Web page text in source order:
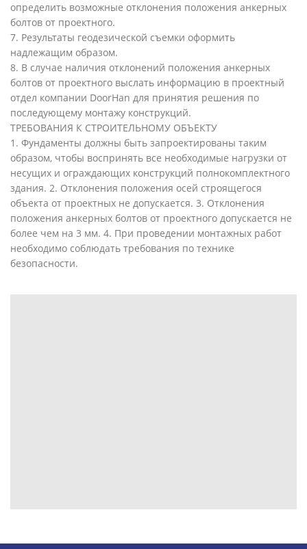
определить возможные отклонения положения анкерных
болтов от проектного.
7. Результаты геодезической съемки оформить
надлежащим образом.
8. В случае наличия отклонений положения анкерных
болтов от проектного выслать информацию в проектный
отдел компании DoorHan для принятия решения по
последующему монтажу конструкций.
ТРЕБОВАНИЯ К СТРОИТЕЛЬНОМУ ОБЪЕКТУ
1. Фундаменты должны быть запроектированы таким
образом, чтобы воспринять все необходимые нагрузки от
несущих и ограждающих конструкций полнокомплектного
здания. 2. Отклонения положения осей строящегося
объекта от проектных не допускается. 3. Отклонения
положения анкерных болтов от проектного допускается не
более чем на 3 мм. 4. При проведении монтажных работ
необходимо соблюдать требования по технике
безопасности.